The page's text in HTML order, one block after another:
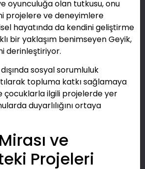
oyunculuğa olan tutkusu, onu
projelere ve deneyimlere
hayatında da kendini geliştirme
bir yaklaşım benimseyen Geyik,
derinleştiriyor.
sosyal sorumluluk
topluma katkı sağlamaya
çocuklarla ilgili projelerde yer
duyarlılığını ortaya
ve
Projeleri